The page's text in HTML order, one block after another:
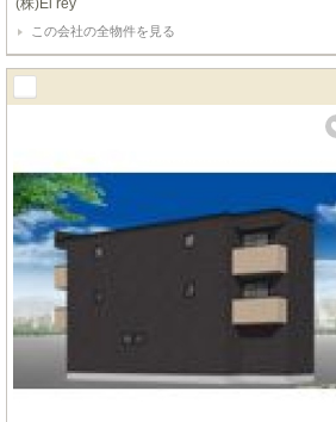
(株)El rey
この会社の全物件を見る